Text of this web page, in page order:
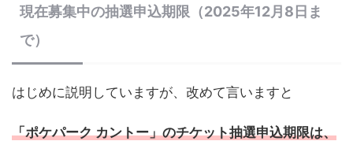
現在募集中の抽選申込期限（2025年12月8日ま
で）
はじめに説明していますが、改めて言いますと
「ポケパーク カントー」のチケット抽選申込期限は、